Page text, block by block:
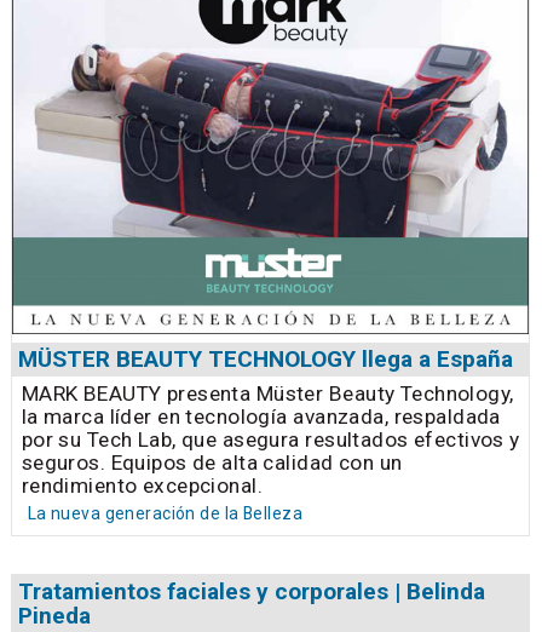
MÜSTER BEAUTY TECHNOLOGY llega a España
MARK BEAUTY presenta Müster Beauty Technology,
la marca líder en tecnología avanzada, respaldada
por su Tech Lab, que asegura resultados efectivos y
seguros. Equipos de alta calidad con un
rendimiento excepcional.
La nueva generación de la Belleza
Tratamientos faciales y corporales | Belinda
Pineda